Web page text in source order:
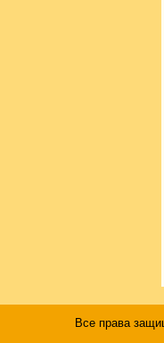
Все права